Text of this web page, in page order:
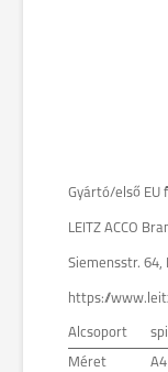
Gyártó/első EU
LEITZ ACCO
Siemensstr.
https://
Alcsoport
Méret A4